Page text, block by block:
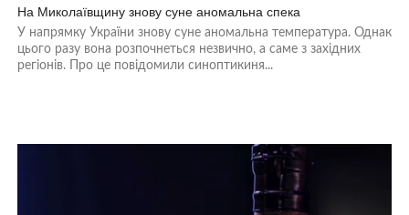
На Миколаївщину знову суне аномальна спека
У напрямку України знову суне аномальна температура. Однак
цього разу вона розпочнеться незвично, а саме з західних
регіонів. Про це повідомили синоптикиня...